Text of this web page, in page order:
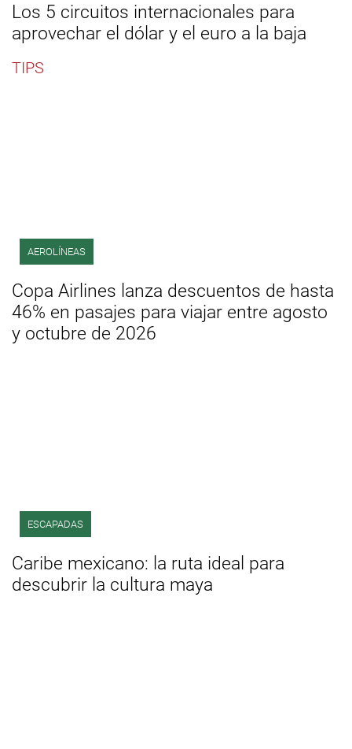
Los 5 circuitos internacionales para
aprovechar el dólar y el euro a la baja
TIPS
AEROLÍNEAS
Copa Airlines lanza descuentos de hasta
46% en pasajes para viajar entre agosto
y octubre de 2026
ESCAPADAS
Caribe mexicano: la ruta ideal para
descubrir la cultura maya